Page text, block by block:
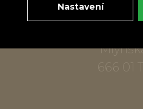
666 01
Nastavení